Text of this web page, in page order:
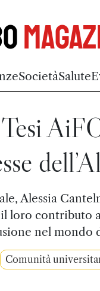
SocietàSalute
Alessia
loro contributo
nel mondo
Comunità